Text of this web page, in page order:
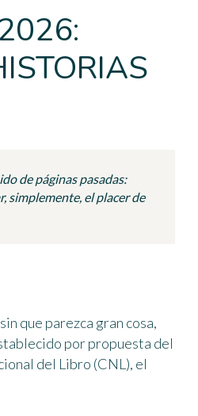
de páginas pasadas:
simplemente, el placer de
que parezca gran cosa,
por propuesta del
del Libro (CNL), el